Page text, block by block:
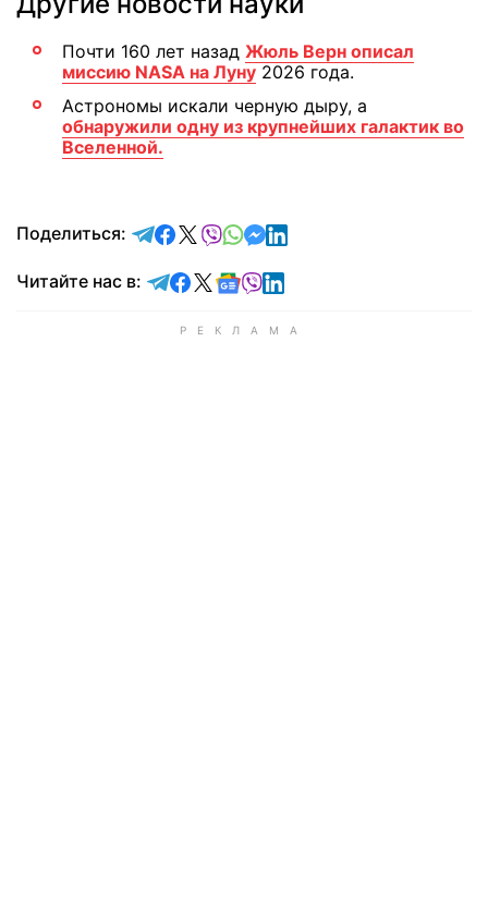
Почти 160 лет назад Жюль Верн описал
миссию NASA на Луну 2026 года.
Астрономы искали черную дыру, а
обнаружили одну из крупнейших галактик во
Вселенной.
Поделиться: отправить в Telegram
поделиться в Facebook
поделиться в X
отправить в Viber
отправить в Whatsapp
отправить в Messenger
отправить в LinkedIn
Читайте нас в: Читайте в Telegram
Читайте в Facebook
Читайте в X
Читайте в Google news
Читайте в Viber
Читайте в LinkedIn